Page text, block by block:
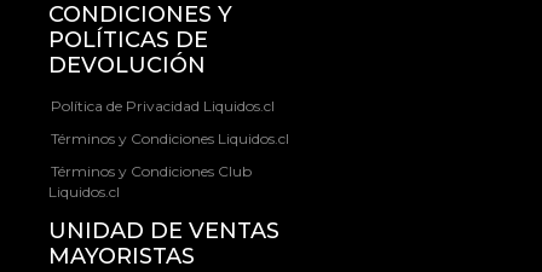
CONDICIONES Y
POLÍTICAS DE
DEVOLUCIÓN
Política de Privacidad Liquidos.cl
Términos y Condiciones Liquidos.cl
Términos y Condiciones Club
Liquidos.cl
UNIDAD DE VENTAS
MAYORISTAS